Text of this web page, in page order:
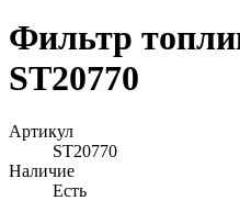
Фильтр
ST20770
Артикул
ST20770
Наличие
Есть